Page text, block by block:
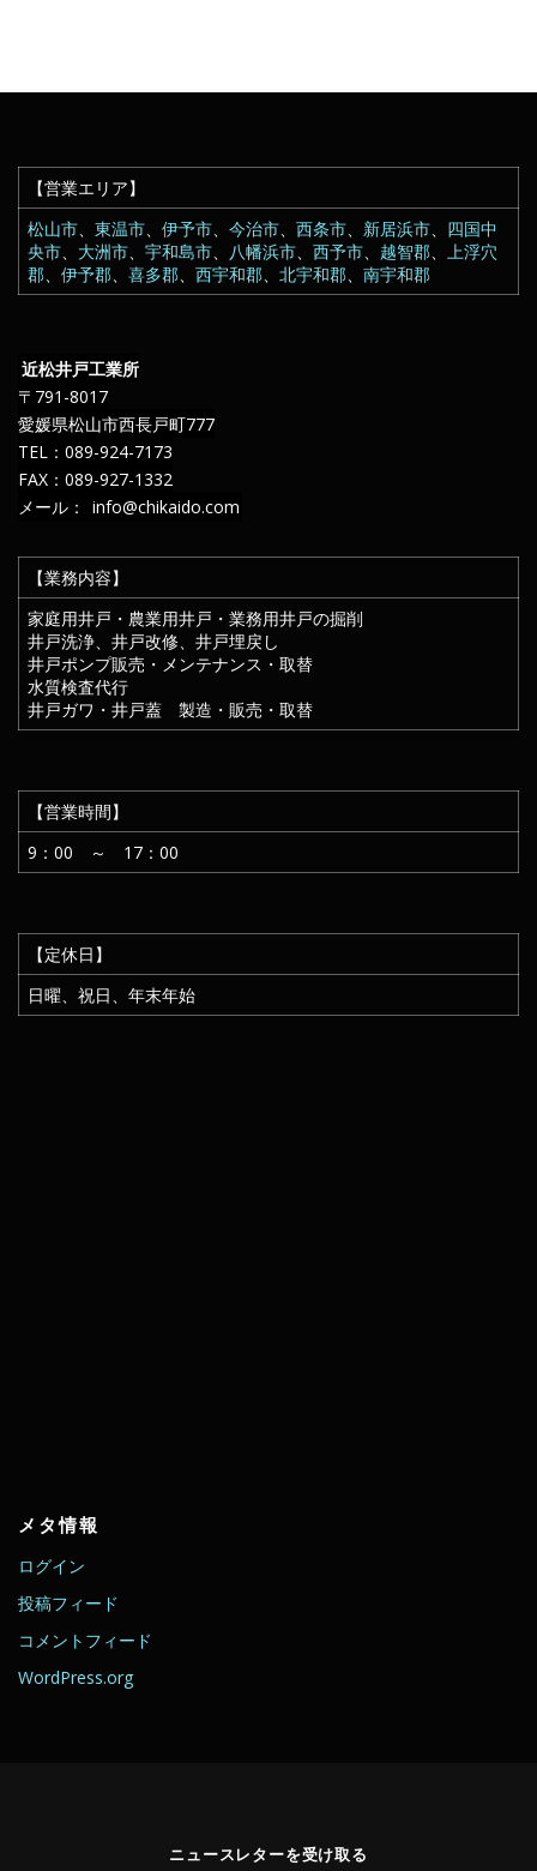
【営業エリア】
松山市
東温市 伊予市 今治市 西条市 新居浜市
四国中
央市
大洲市 宇和島市 八幡浜市 西予市 越智郡
上浮穴
郡
伊予郡 喜多郡 西宇和郡 北宇和郡 南宇和郡
近松井戸工業所
〒791-8017
愛媛県松山市西長戸町777
TEL：089-924-7173
FAX：089-927-1332
メール：
info@chikaido.com
【業務内容】
家庭用井戸・農業用井戸・業務用井戸の掘削
井戸洗浄、井戸改修、井戸埋戻し
井戸ポンプ販売・メンテナンス・取替
水質検査代行
井戸ガワ・井戸蓋 製造・販売・取替
【営業時間】
9：00 ～ 17：00
【定休日】
日曜、祝日、年末年始
メタ情報
ログイン
投稿フィード
コメントフィード
WordPress.org
ニュースレターを受け取る